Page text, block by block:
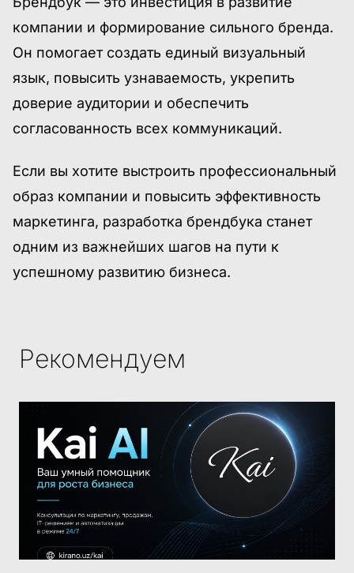
компании и формирование сильного бренда.
Он помогает создать единый визуальный
язык, повысить узнаваемость, укрепить
доверие аудитории и обеспечить
согласованность всех коммуникаций.
Если вы хотите выстроить профессиональный
образ компании и повысить эффективность
маркетинга, разработка брендбука станет
одним из важнейших шагов на пути к
успешному развитию бизнеса.
Рекомендуем